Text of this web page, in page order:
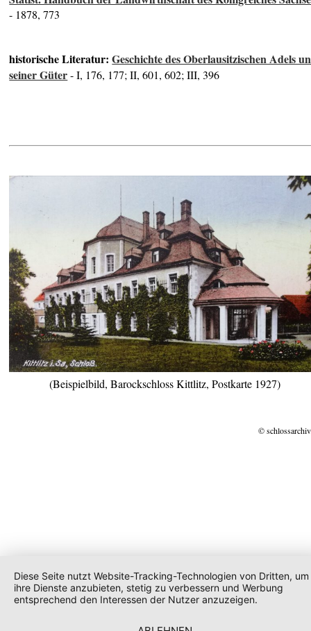
- 1878, 773
historische Literatur:Geschichte des Oberlausitzischen Adels
seiner Güter- I, 176, 177; II, 601, 602; III, 396
(Beispielbild, Barockschloss Kittlitz, Postkarte 1927)
©
Diese Seite nutzt Website-Tracking-Technologien von Dritten, um
ihre Dienste anzubieten, stetig zu verbessern und Werbung
entsprechend den Interessen der Nutzer anzuzeigen.